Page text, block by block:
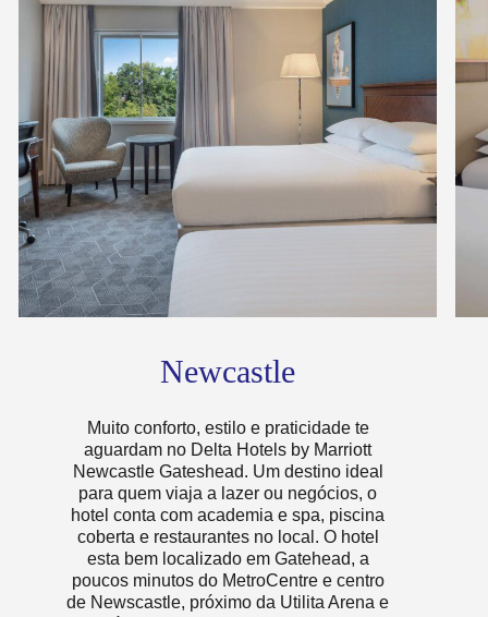
Delta Hotels by Marriott Newcastle Gateshead
Newcastle
Muito conforto, estilo e praticidade te
aguardam no Delta Hotels by Marriott
Newcastle Gateshead. Um destino ideal
para quem viaja a lazer ou negócios, o
hotel conta com academia e spa, piscina
coberta e restaurantes no local. O hotel
esta bem localizado em Gatehead, a
poucos minutos do MetroCentre e centro
de Newscastle, próximo da Utilita Arena e